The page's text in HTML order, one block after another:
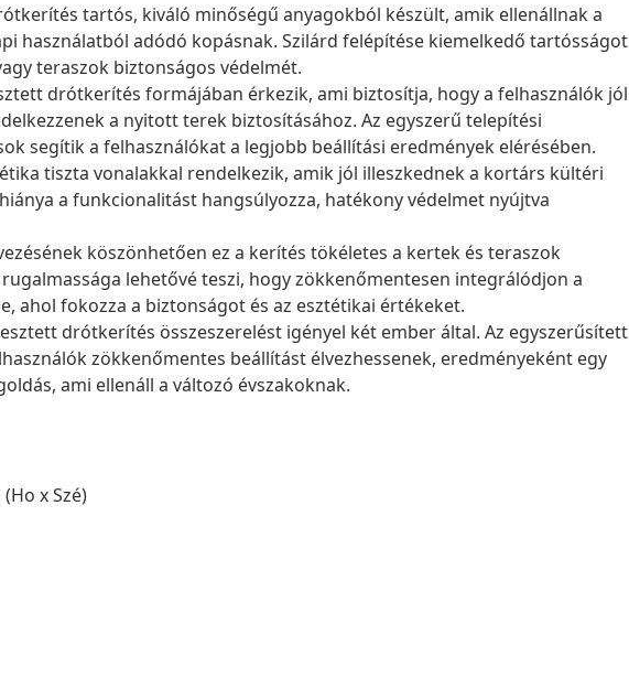
tartós, kiváló minőségű anyagokból készült, amik ellenállnak a
használatból adódó kopásnak. Szilárd felépítése kiemelkedő tartósságot
teraszok biztonságos védelmét.
drótkerítés formájában érkezik, ami biztosítja, hogy a felhasználók jól
a nyitott terek biztosításához. Az egyszerű telepítési
segítik a felhasználókat a legjobb beállítási eredmények elérésében.
tiszta vonalakkal rendelkezik, amik jól illeszkednek a kortárs kültéri
a funkcionalitást hangsúlyozza, hatékony védelmet nyújtva
köszönhetően ez a kerítés tökéletes a kertek és teraszok
lehetővé teszi, hogy zökkenőmentesen integrálódjon a
ahol fokozza a biztonságot és az esztétikai értékeket.
drótkerítés összeszerelést igényel két ember által. Az egyszerűsített
zökkenőmentes beállítást élvezhessenek, eredményeként egy
ami ellenáll a változó évszakoknak.
x Szé)